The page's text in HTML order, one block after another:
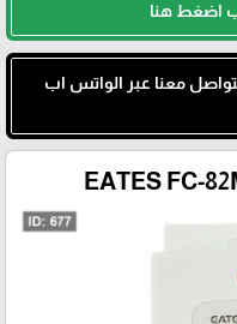
اضغط هنا
معنا عبر الواتس اب